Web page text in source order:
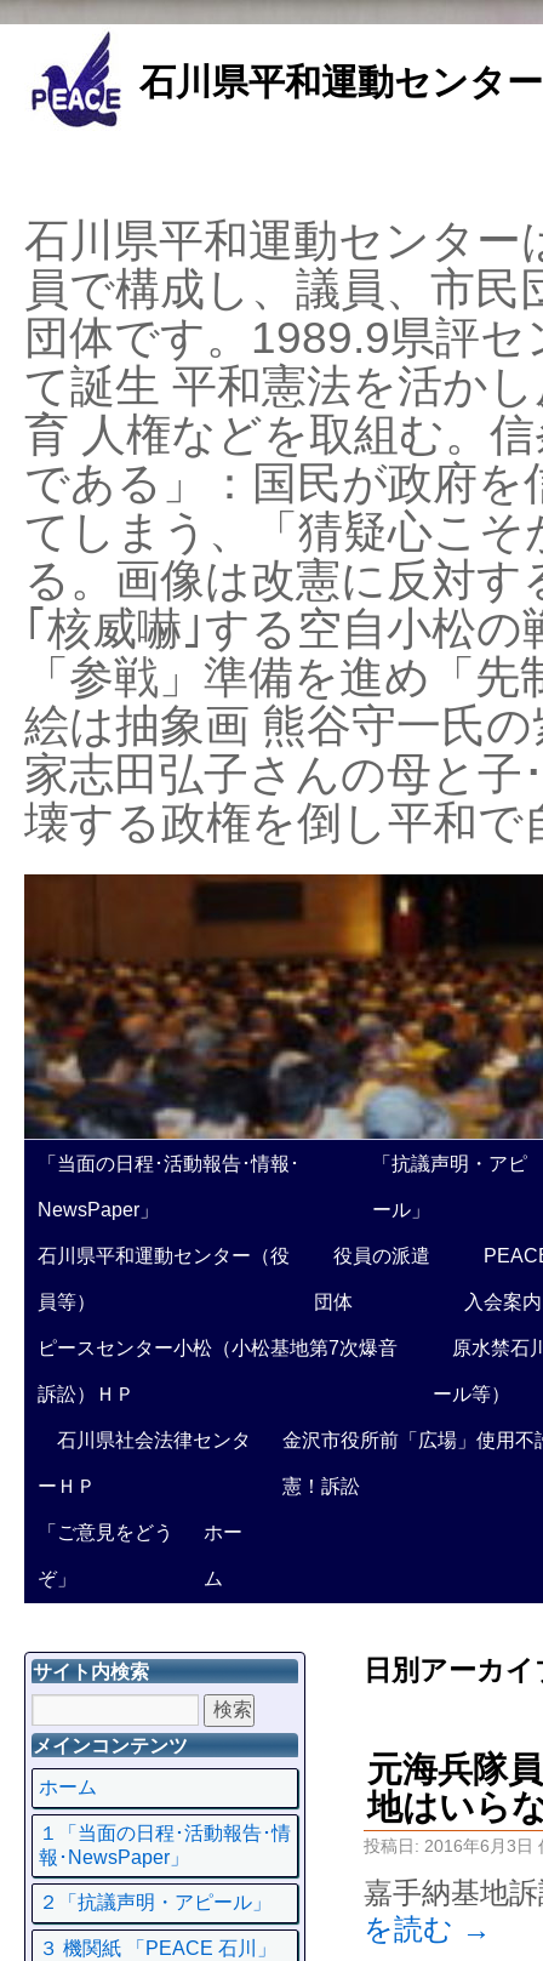
石川県平和運動センタ
石川県平和運動センタ
員で構成し、議員、市
団体です。1989.9県評
て誕生 平和憲法を活か
育 人権などを取組む。
である」：国民が政府
てしまう、「猜疑心こ
る。画像は改憲に反対
｢核威嚇｣する空自小松
「参戦」準備を進め「
絵は抽象画 熊谷守一氏
家志田弘子さんの母と子
壊する政権を倒し平和
「当面の日程･活動報告･情報･
NewsPaper」
「抗議声明・アピ
ール」
石川県平和運動センター（役
員等）
役員の派遣
団体 入会案内
ピースセンター小松（小松基地第7次爆音
訴訟）ＨＰ
原水禁石
ール等）
石川県社会法律センタ
ーＨＰ
金沢市役所前「広場」使用不
憲！訴訟
「ご意見をどう
ぞ」
ホー
ム
日別アーカ
元海兵隊
地はいら
投稿日: 2016年6月3日
嘉手納基地
を読む →
サイト内検索
メインコンテンツ
ホーム
１「当面の日程･活動報告･情
報･NewsPaper」
２「抗議声明・アピール」
３ 機関紙 「PEACE 石川」